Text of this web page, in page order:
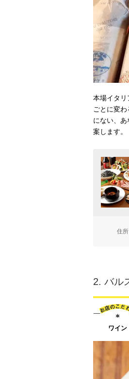
本場イタリ
ごとに変
にない、
案します。
住所
2. バル
ワイン